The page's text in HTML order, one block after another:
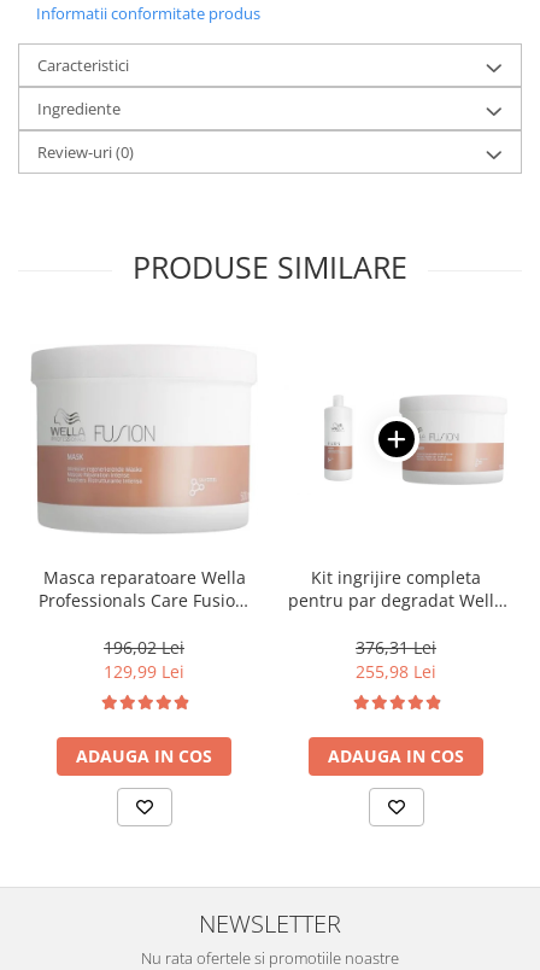
Informatii conformitate produs
Caracteristici
Ingrediente
Review-uri(0)
PRODUSE SIMILARE
Masca reparatoare Wella
Professionals Care Fusion,
196,02 Lei
129,99 Lei
ADAUGA IN COS
Kit ingrijire completa
pentru par degradat Wella
Salon Size
376,31 Lei
255,98 Lei
ADAUGA IN COS
NEWSLETTER
Nu rata ofertele si promotiile noastre